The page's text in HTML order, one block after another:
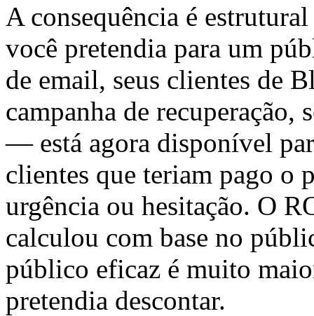
A consequência é
você pretendia para um
de email, seus clientes de
campanha de
— está agora disponível
clientes que teriam pago o
urgência ou hesitação. O
calculou com base no
público eficaz é muito
pretendia descontar.